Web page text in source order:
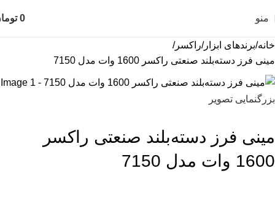
منو 0
خانه برندهای ابزار راکسر
مینی فرز دسته‌بلند صنعتی راکسر 1600 وات مدل 7150
بزرگنمایی تصویر
مینی فرز دسته‌بلند صنعتی راکسر
1600 وات مدل 7150